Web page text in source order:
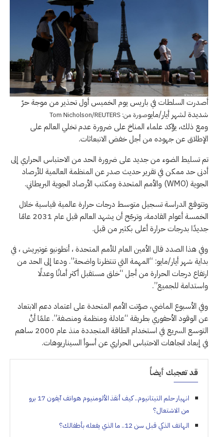
أصدرت السلطات في باريس يوم الخميس أول تحذير من موجة حرّ
شديدة لشهر أيار/مايوصورة من: Tom Nicholson/REUTERS
ومع ذلك، يؤكد علماء المناخ على ضرورة عدم تخلي العالم على
الإطلاق عن جهوده من أجل خفض الانبعاثات.
تم تسليط الضوء من جديد على ضرورة الحد من الاحتباس الحراري إلى
أدنى حد ممكن في تقرير حديث صدر عن المنظمة العالمية للأرصاد
الجوية (WMO) والأمم المتحدة ومكتب الأرصاد الجوية البريطاني.
وتتوقع الدراسة تسجيل متوسط درجات حرارة عالمية قياسية خلال
الخمسة أعوام القادمة، وترجّح أن يشهد العالم قبل عام 2031 عامًا
جديدًا بدرجات حرارة أعلى بكثير من قبل.
وفي هذا الصدد قال الأمين العام للأمم المتحدة ، أنطونيو غوتيريش ، في
بداية شهر أيار/مايو: “المهمة التي تنتظرنا واضحة”. ودعا إلى الحد من
ارتفاع درجات الحرارة من أجل “خلق مستقبل أكثر أمانًا وعدلًا
واستدامة للجميع”.
وفي الأسبوع الماضي، صوّتت الأمم المتحدة على اعتماد دعم الابتعاد
عن الوقود الأحفوري بطريقة “عادلة ومنظمة ومنصفة”. علمًا أنَّ
التوسع السريع في استخدام الطاقة المتجددة منذ عام 2000 ساهم
في إبعاد اتجاهات الاحتباس الحراري عن أسوأ السيناريوهات.
قد تعجبك أيضاً
انهيار حلم التيتانيوم.. كيف أنقذ الألومنيوم هواتف آيفون 17 برو
من الاشتعال؟
الهاتف الذكي قبل سن 12.. ما الذي يفعله بأطفالك؟